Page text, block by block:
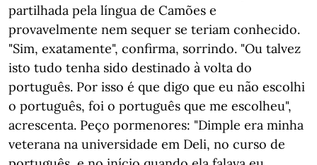
partilhada pela língua de Camões e
provavelmente nem sequer se teriam conhecido.
"Sim, exatamente", confirma, sorrindo. "Ou talvez
isto tudo tenha sido destinado à volta do
português. Por isso é que digo que eu não escolhi
o português, foi o português que me escolheu",
acrescenta. Peço pormenores: "Dimple era minha
veterana na universidade em Deli, no curso de